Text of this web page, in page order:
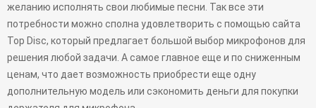
желанию исполнять свои любимые песни. Так все эти
потребности можно сполна удовлетворить с помощью сайта
Top Disc, который предлагает большой выбор микрофонов для
решения любой задачи. А самое главное еще и по сниженным
ценам, что дает возможность приобрести еще одну
дополнительную модель или сэкономить деньги для покупки